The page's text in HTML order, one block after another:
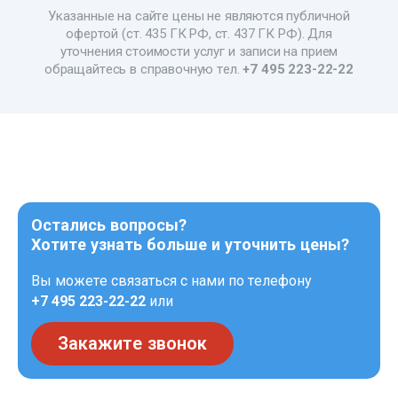
Указанные на сайте цены не являются публичной
офертой (ст. 435 ГК РФ, ст. 437 ГК РФ). Для
уточнения стоимости услуг и записи на прием
обращайтесь в справочную тел.+7 495 223-22-22
Остались вопросы?
Хотите узнать больше и уточнить цены?
Вы можете связаться с нами по телефону
+7 495 223-22-22 или
Закажите звонок